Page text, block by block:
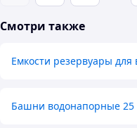
Смотри также
Емкости резервуары для
Башни водонапорные 25